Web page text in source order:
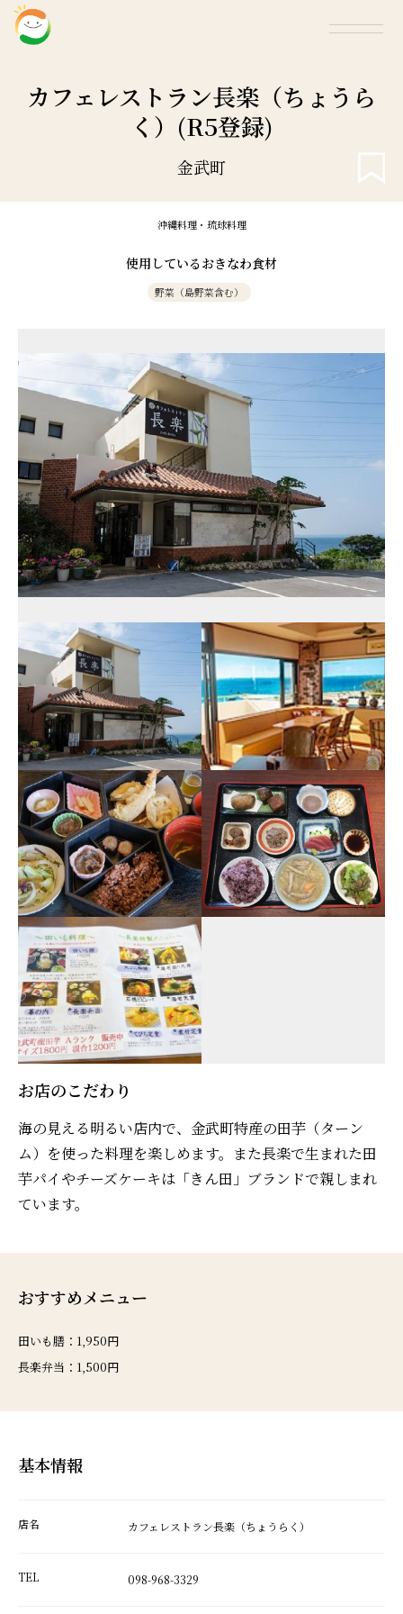
カフェレストラン長楽（ちょうら
く）(R5登録)
金武町
沖縄料理・琉球料理
使用しているおきなわ食材
野菜（島野菜含む）
お店のこだわり
海の見える明るい店内で、金武町特産の田芋（ターン
ム）を使った料理を楽しめます。また長楽で生まれた田
芋パイやチーズケーキは「きん田」ブランドで親しまれ
ています。
おすすめメニュー
田いも膳：1,950円
長楽弁当：1,500円
基本情報
店名 カフェレストラン長楽（ちょうらく）
TEL 098-968-3329